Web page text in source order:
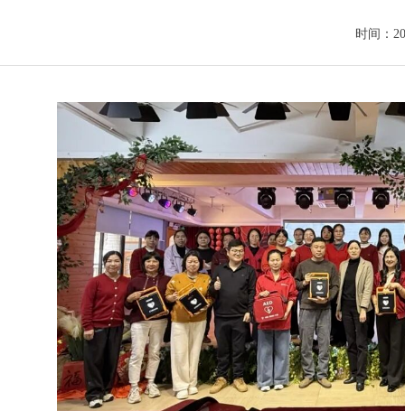
时间：
基金会精准救助血 中国首个生物人工肝产品进入临床试验阶段